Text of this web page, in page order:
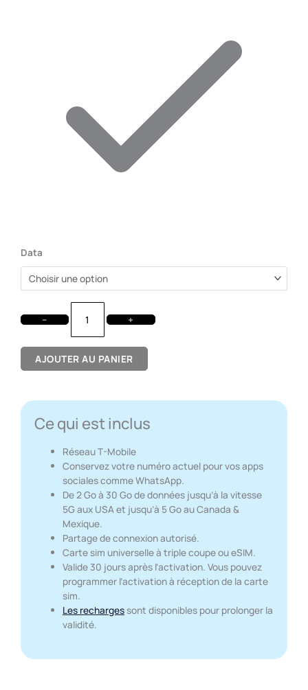
Data
− +
AJOUTER AU PANIER
Ce qui est inclus
Réseau T-Mobile
Conservez votre numéro actuel pour vos apps
sociales comme WhatsApp.
De 2 Go à 30 Go de données jusqu’à la vitesse
5G aux USA et jusqu’à 5 Go au Canada &
Mexique.
Partage de connexion autorisé.
Carte sim universelle à triple coupe ou eSIM.
Valide 30 jours après l’activation. Vous pouvez
programmer l’activation à réception de la carte
sim.
Les rechargessont disponibles pour prolonger la
validité.